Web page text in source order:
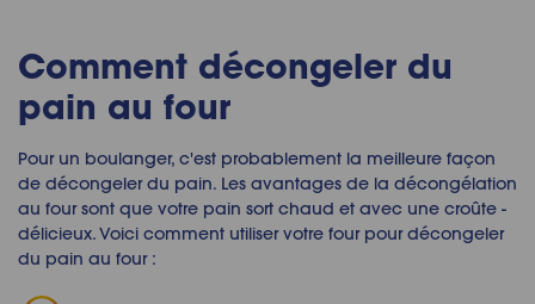
Comment décongeler du
pain au four
Pour un boulanger, c'est probablement la meilleure façon
de décongeler du pain. Les avantages de la décongélation
au four sont que votre pain sort chaud et avec une croûte -
délicieux. Voici comment utiliser votre four pourdécongeler
du pain au four: